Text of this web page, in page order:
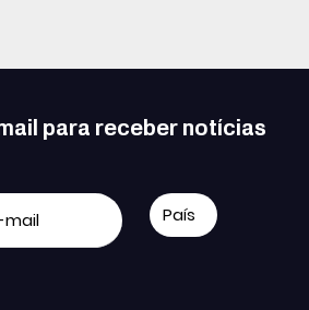
para receber notícias